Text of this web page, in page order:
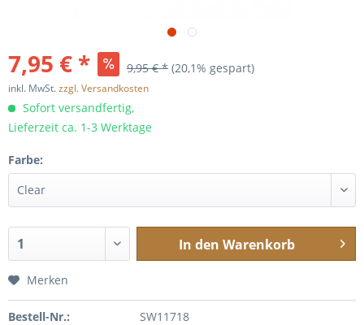
7,95 € * 9,95 € * (20,1% gespart)
inkl. MwSt.zzgl. Versandkosten
Sofort versandfertig,
Lieferzeit ca. 1-3 Werktage
Farbe:
In den Warenkorb
Merken
Bestell-Nr.: SW11718